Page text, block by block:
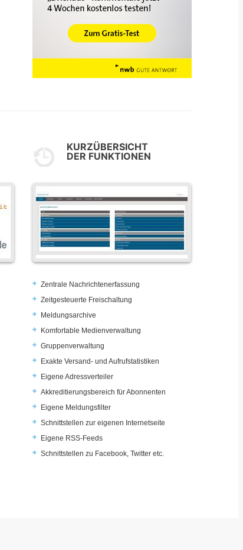
KURZÜBERSICHT
DER FUNKTIONEN
Zentrale Nachrichtenerfassung
Zeitgesteuerte Freischaltung
Meldungsarchive
Komfortable Medienverwaltung
Gruppenverwaltung
Exakte Versand- und Aufrufstatistiken
Eigene Adressverteiler
Akkreditierungsbereich für Abonnenten
Eigene Meldungsfilter
Schnittstellen zur eigenen Internetseite
Eigene RSS-Feeds
Schnittstellen zu Facebook, Twitter etc.